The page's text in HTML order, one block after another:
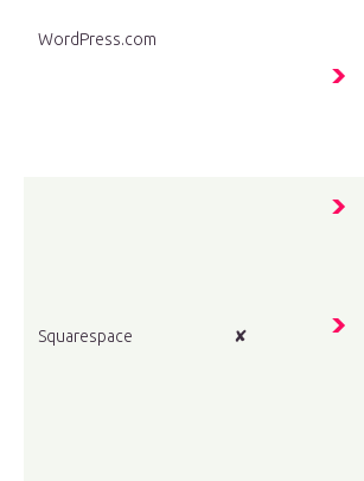
WordPress.com
Squarespace ✘